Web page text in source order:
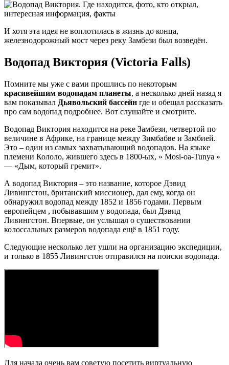
И хотя эта идея не воплотилась в жизнь до конца,
железнодорожный мост через реку Замбези был возведён.
Водопад Виктория (Victoria Falls)
Помните мы уже с вами прошлись по некоторым
красивейшим водопадам планеты, а несколько дней назад я
вам показывал Дьявольский бассейн где и обещал рассказать
про сам водопад подробнее. Вот слушайте и смотрите.
Водопад Виктория находится на реке Замбези, четвертой по
величине в Африке, на границе между Зимбабве и Замбией.
Это – один из самых захватывающий водопадов. На языке
племени Кололо, жившего здесь в 1800-ых, » Mosi-oa-Tunya »
— «Дым, который гремит».
А водопад Виктория – это название, которое Дэвид
Ливингстон, британский миссионер, дал ему, когда он
обнаружил водопад между 1852 и 1856 годами. Первым
европейцем , побывавшим у водопада, был Дэвид
Ливингстон. Впервые, он услышал о существовании
колоссальных размеров водопада ещё в 1851 году.
Следующие несколько лет ушли на организацию экспедиции,
и только в 1855 Ливингстон отправился на поиски водопада.
Для начала очень вам советую посетить виртуальную